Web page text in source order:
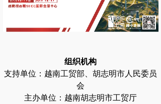
组织机构
支持单位：越南工贸部、胡志明市人民委员
会
主办单位：越南胡志明市工贸厅